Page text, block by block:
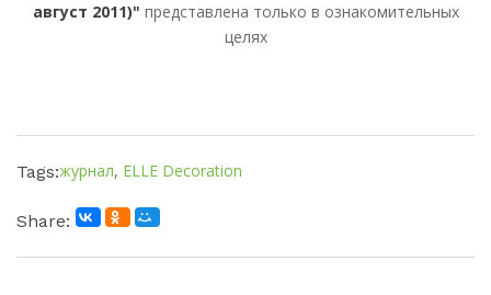
август 2011)" представлена только в ознакомительных
целях
Tags:журнал, ELLE Decoration
Share: